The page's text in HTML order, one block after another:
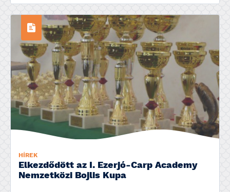
HÍREK
Elkezdődött az I. Ezerjó-Carp Academy
Nemzetközi Bojlis Kupa